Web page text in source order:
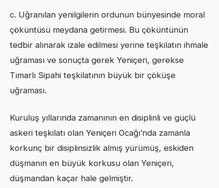
c. Uğranılan yenilgilerin ordunun bünyesinde moral
çöküntüsü meydana getirmesi. Bu çöküntünün
tedbir alınarak izale edilmesi yerine teşkilatın ihmale
uğraması ve sonuçta gerek Yeniçeri, gerekse
Tımarlı Sipahi teşkilatının büyük bir çöküşe
uğraması.
Kuruluş yıllarında zamanının en disiplinli ve güçlü
askeri teşkilatı olan Yeniçeri Ocağı’nda zamanla
korkunç bir disiplinsizlik almış yürümüş, eskiden
düşmanın en büyük korkusu olan Yeniçeri,
düşmandan kaçar hale gelmiştir.